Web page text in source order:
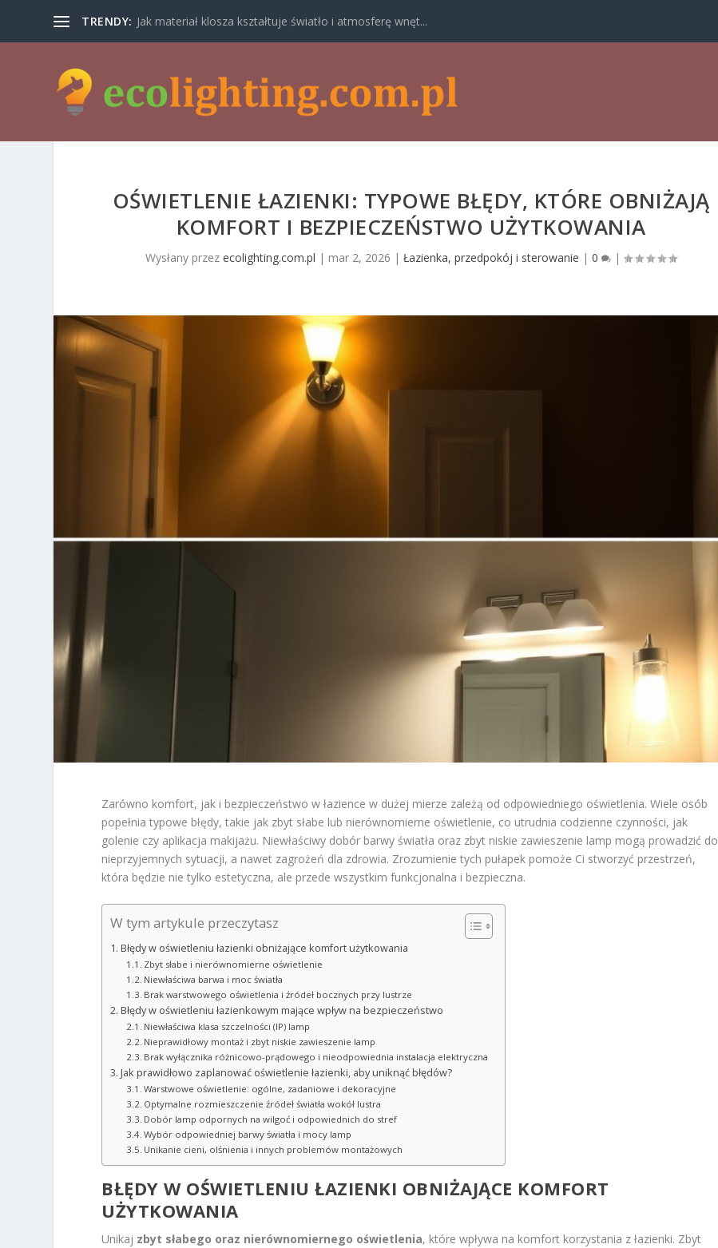
TRENDY: Jak materiał klosza kształtuje światło i atmosferę wnęt...
OŚWIETLENIE ŁAZIENKI: TYPOWE BŁĘDY, KTÓRE OBNIŻAJĄ
KOMFORT I BEZPIECZEŃSTWO UŻYTKOWANIA
Wysłany przezecolighting.com.pl | mar 2, 2026 |Łazienka, przedpokój i sterowanie |0 |
Zarówno komfort, jak i bezpieczeństwo w łazience w dużej mierze zależą od odpowiedniego oświetlenia. Wiele osób
popełnia typowe błędy, takie jak zbyt słabe lub nierównomierne oświetlenie, co utrudnia codzienne czynności, jak
golenie czy aplikacja makijażu. Niewłaściwy dobór barwy światła oraz zbyt niskie zawieszenie lamp mogą prowadzić do
nieprzyjemnych sytuacji, a nawet zagrożeń dla zdrowia. Zrozumienie tych pułapek pomoże Ci stworzyć przestrzeń,
która będzie nie tylko estetyczna, ale przede wszystkim funkcjonalna i bezpieczna.
W tym artykule przeczytasz
Błędy w oświetleniu łazienki obniżające komfort użytkowania
Zbyt słabe i nierównomierne oświetlenie
Niewłaściwa barwa i moc światła
Brak warstwowego oświetlenia i źródeł bocznych przy lustrze
Błędy w oświetleniu łazienkowym mające wpływ na bezpieczeństwo
Niewłaściwa klasa szczelności (IP) lamp
Nieprawidłowy montaż i zbyt niskie zawieszenie lamp
Brak wyłącznika różnicowo-prądowego i nieodpowiednia instalacja elektryczna
Jak prawidłowo zaplanować oświetlenie łazienki, aby uniknąć błędów?
Warstwowe oświetlenie: ogólne, zadaniowe i dekoracyjne
Optymalne rozmieszczenie źródeł światła wokół lustra
Dobór lamp odpornych na wilgoć i odpowiednich do stref
Wybór odpowiedniej barwy światła i mocy lamp
Unikanie cieni, olśnienia i innych problemów montażowych
BŁĘDY W OŚWIETLENIU ŁAZIENKI OBNIŻAJĄCE KOMFORT
UŻYTKOWANIA
Unikaj zbyt słabego oraz nierównomiernego oświetlenia, które wpływa na komfort korzystania z łazienki. Zbyt